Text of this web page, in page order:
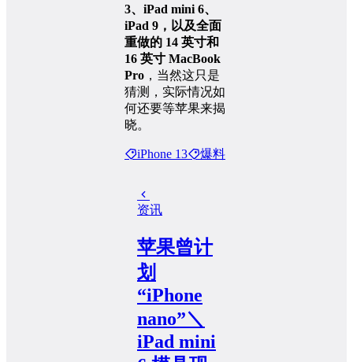
3、iPad mini 6、
iPad 9，以及全面
重做的 14 英寸和
16 英寸 MacBook
Pro ，当然这只是
猜测，实际情况如
何还要等苹果来揭
晓。
iPhone 13 爆料
资讯
苹果曾计
划
“iPhone
nano”＼
iPad mini